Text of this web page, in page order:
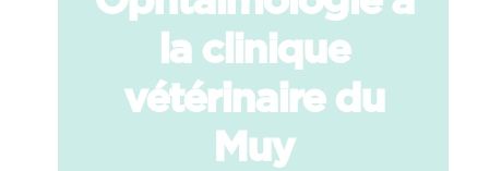
la clinique
vétérinaire du
Muy